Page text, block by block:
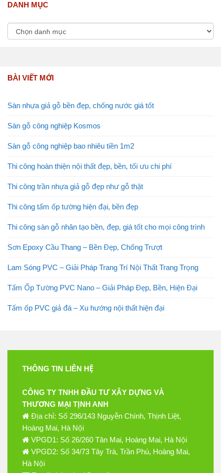
DANH MỤC
BÀI VIẾT MỚI
Sàn nhựa giả gỗ bền đẹp, chống nước giá tốt
Sàn gỗ công nghiệp Kosmos
Sàn gỗ công nghiệp bao nhiêu tiền 1m2
Thi công hoàn thiện nội thất đẹp, bền, tối ưu chi phí
Thi công trần nhựa giả gỗ đẹp như gỗ thật
Thi công tấm ốp tường hiện đại, bền đẹp
Thi công sàn gỗ nhân tạo bền, đẹp, giá tốt cho mọi công trình
Sơn Epoxy Cầu Thang – Bền Đẹp, Chống Trượt
Lam Sóng PVC – Giải Pháp Trang Trí Nội Thất Trang Trọng
Tấm Ốp Tường PVC Nano – Giải Pháp Đẹp, Bền, Hiện Đại
Tấm ốp PVC giả đá – Xu hướng nội thất hiện đại
THÔNG TIN LIÊN HỆ
CÔNG TY TNHH ĐẦU TƯ XÂY DỰNG VÀ
THƯƠNG MẠI TỊNH ANH
Địa chỉ: Số 296/143 Nguyễn Chính, Thịnh Liệt,
Hoàng Mai, Hà Nội
VPGD1: Số 26/260 Tân Mai, Hoàng Mai, Hà Nội
VPGD2: Số 34/73 Tây Trà, Trần Phú, Hoàng Mai,
Hà Nội